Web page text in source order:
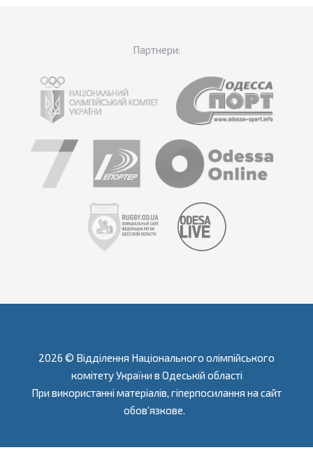
Партнери:
2026 © Відділення Національного олімпійського
комітету України в Одеській області
При використанні матеріалів, гіперпосилання на сайт
обов'язкове.